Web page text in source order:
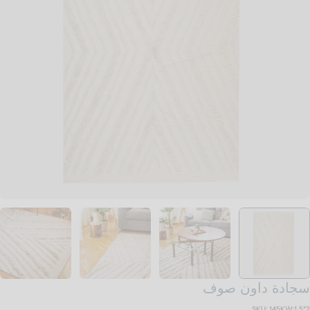
سجادة داون صوف